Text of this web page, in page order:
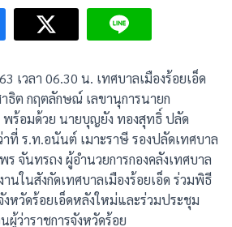
เวลา 06.30 น. เทศบาลเมืองร้อยเอ็ด
ธิต กฤตลักษณ์ เลขานุการนายก
พร้อมด้วย นายบุญยัง ทองสุทธิ์ ปลัด
าที่ ร.ท.อนันต์ เมาะราษี รองปลัดเทศบาล
ร จันทรถง ผู้อำนวยการกองคลังเทศบาล
นในสังกัดเทศบาลเมืองร้อยเอ็ด ร่วมพิธี
หวัดร้อยเอ็ดหลังใหม่และร่วมประชุม
ว่าราชการจังหวัดร้อย